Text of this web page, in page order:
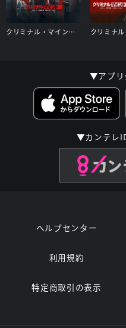
クリミナル・マインド／FBI vs. 異常犯罪 エボリューション（シーズン17）
▼アプリ
▼カンテレ
ヘルプセンター
利用規約
特定商取引の表示